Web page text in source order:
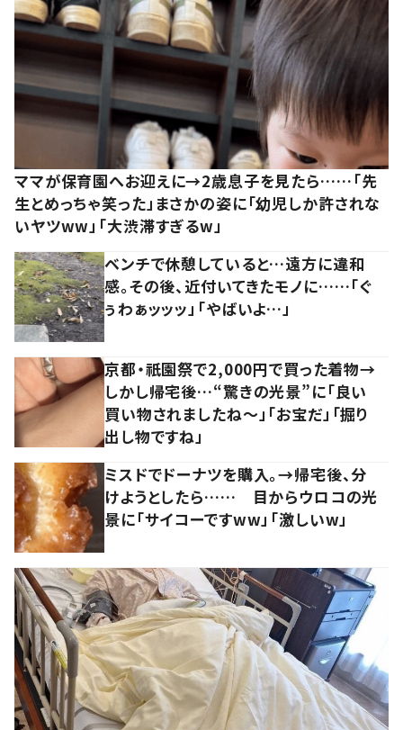
ママが保育園へお迎えに→2歳息子を見たら……「先
生とめっちゃ笑った」まさかの姿に「幼児しか許されな
いヤツww」「大渋滞すぎるw」
ベンチで休憩していると…遠方に違和
感。その後、近付いてきたモノに……「ぐ
ぅわぁッッッ」「やばいよ…」
京都・祇園祭で2,000円で買った着物→
しかし帰宅後…“驚きの光景”に「良い
買い物されましたね～」「お宝だ」「掘り
出し物ですね」
ミスドでドーナツを購入。→帰宅後、分
けようとしたら…… 目からウロコの光
景に「サイコーですww」「激しいw」